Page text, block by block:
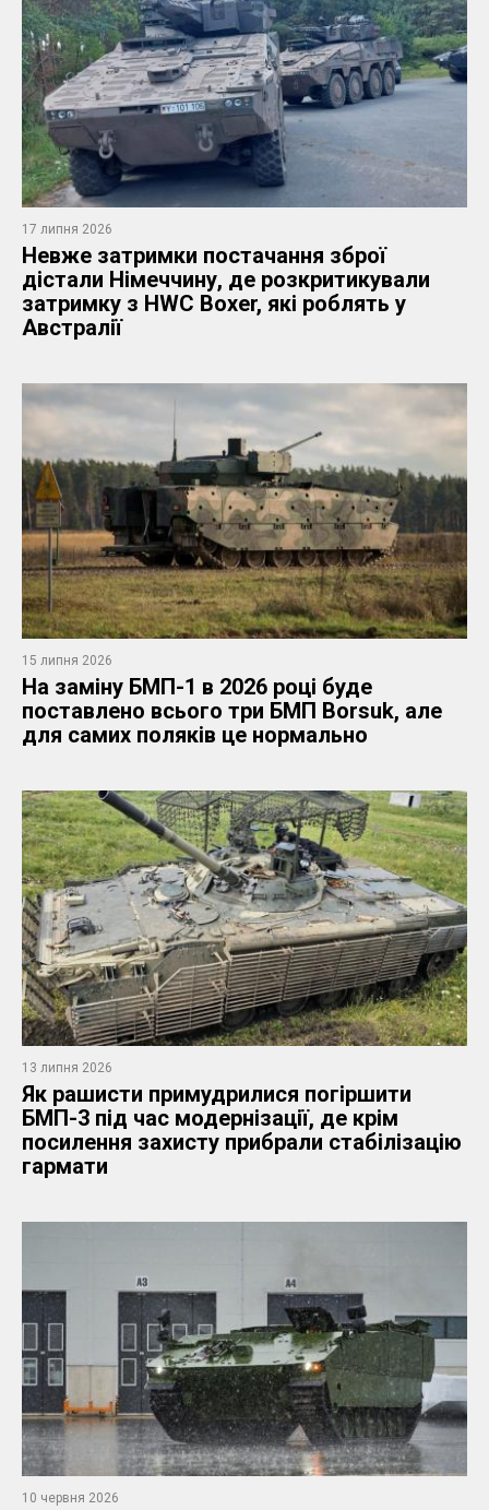
17 липня 2026
Невже затримки постачання зброї
дістали Німеччину, де розкритикували
затримку з HWC Boxer, які роблять у
Австралії
15 липня 2026
На заміну БМП-1 в 2026 році буде
поставлено всього три БМП Borsuk, але
для самих поляків це нормально
13 липня 2026
Як рашисти примудрилися погіршити
БМП-3 під час модернізації, де крім
посилення захисту прибрали стабілізацію
гармати
10 червня 2026